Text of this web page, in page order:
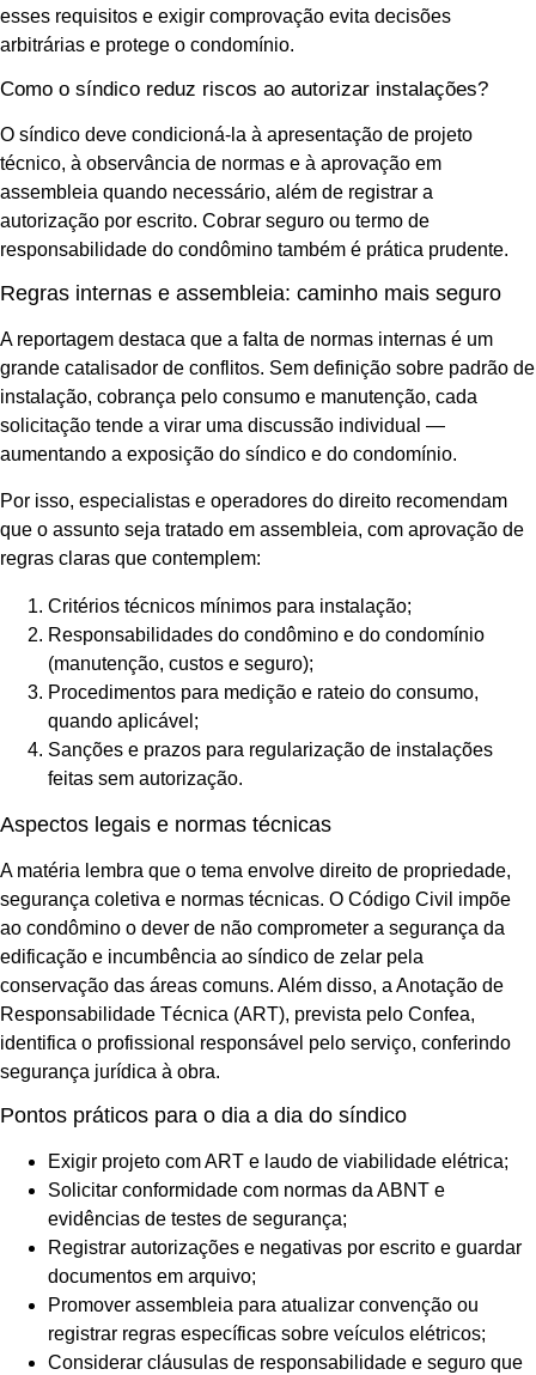
esses requisitos e exigir comprovação evita decisões
arbitrárias e protege o condomínio.
Como o síndico reduz riscos ao autorizar instalações?
O síndico deve condicioná‑la à apresentação de projeto
técnico, à observância de normas e à aprovação em
assembleia quando necessário, além de registrar a
autorização por escrito. Cobrar seguro ou termo de
responsabilidade do condômino também é prática prudente.
Regras internas e assembleia: caminho mais seguro
A reportagem destaca que a falta de normas internas é um
grande catalisador de conflitos. Sem definição sobre padrão de
instalação, cobrança pelo consumo e manutenção, cada
solicitação tende a virar uma discussão individual —
aumentando a exposição do síndico e do condomínio.
Por isso, especialistas e operadores do direito recomendam
que o assunto seja tratado em assembleia, com aprovação de
regras claras que contemplem:
Critérios técnicos mínimos para instalação;
Responsabilidades do condômino e do condomínio
(manutenção, custos e seguro);
Procedimentos para medição e rateio do consumo,
quando aplicável;
Sanções e prazos para regularização de instalações
feitas sem autorização.
Aspectos legais e normas técnicas
A matéria lembra que o tema envolve direito de propriedade,
segurança coletiva e normas técnicas. O Código Civil impõe
ao condômino o dever de não comprometer a segurança da
edificação e incumbência ao síndico de zelar pela
conservação das áreas comuns. Além disso, a Anotação de
Responsabilidade Técnica (ART), prevista pelo Confea,
identifica o profissional responsável pelo serviço, conferindo
segurança jurídica à obra.
Pontos práticos para o dia a dia do síndico
Exigir projeto com ART e laudo de viabilidade elétrica;
Solicitar conformidade com normas da ABNT e
evidências de testes de segurança;
Registrar autorizações e negativas por escrito e guardar
documentos em arquivo;
Promover assembleia para atualizar convenção ou
registrar regras específicas sobre veículos elétricos;
Considerar cláusulas de responsabilidade e seguro que